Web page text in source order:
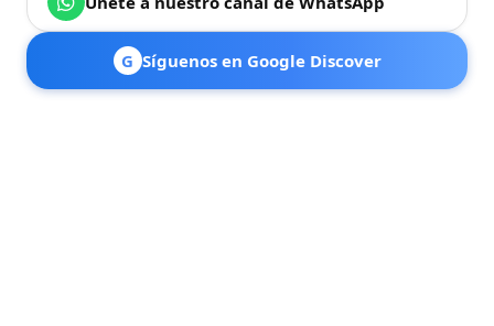
G Síguenos en Google Discover